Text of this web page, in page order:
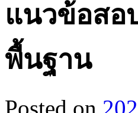
แนวข้อสอ
พื้นฐาน
Posted on